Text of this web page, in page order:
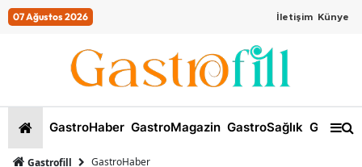
07 Ağustos 2026 İletişim Künye
GastroHaber GastroMagazin GastroSağlık
Gastrofill GastroHaber